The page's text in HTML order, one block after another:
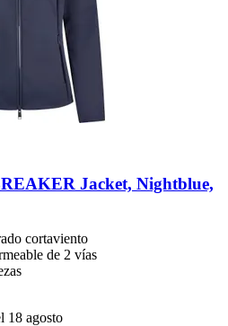
Jacket, Nightblue,
cortaviento
de 2 vías
18 agosto